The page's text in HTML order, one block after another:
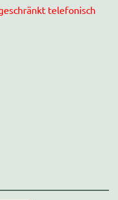
telefonisch